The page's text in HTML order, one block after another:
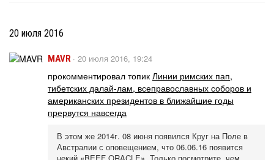
20 июля 2016
MAVR · 20 июля 2016, 19:24
прокомментировал топик Линии римских пап,
тибетских далай-лам, всеправославных соборов и
американских президентов в ближайшие годы
прервутся навсегда
В этом же 2014г. 08 июня появился Круг на Поле в
Австралии с оповещением, что 06.06.16 появится